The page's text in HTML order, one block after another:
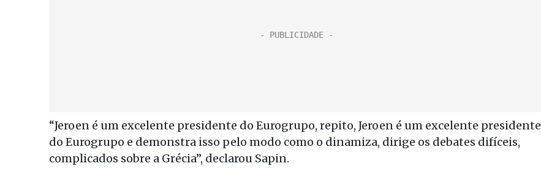
“Jeroen é um excelente presidente do Eurogrupo, repito, Jeroen é um excelente presidente
do Eurogrupo e demonstra isso pelo modo como o dinamiza, dirige os debates difíceis,
complicados sobre a Grécia”, declarou Sapin.